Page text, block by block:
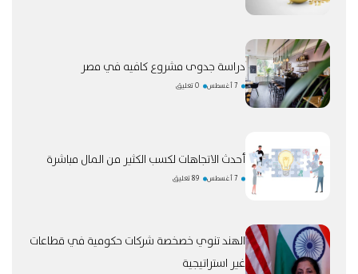
دراسة جدوى مشروع كافيه في مصر
7 أغسطس 0 تعليق
أحدث الاتجاهات لكسب الكثير من المال مباشرة
7 أغسطس 89 تعليق
الهند تنوي خصخصة شركات حكومية في قطاعات
غير استراتيجية